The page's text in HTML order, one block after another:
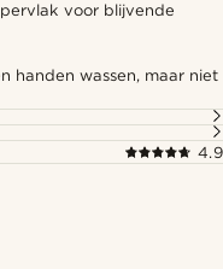
voor blijvende
handen wassen, maar niet
4.9